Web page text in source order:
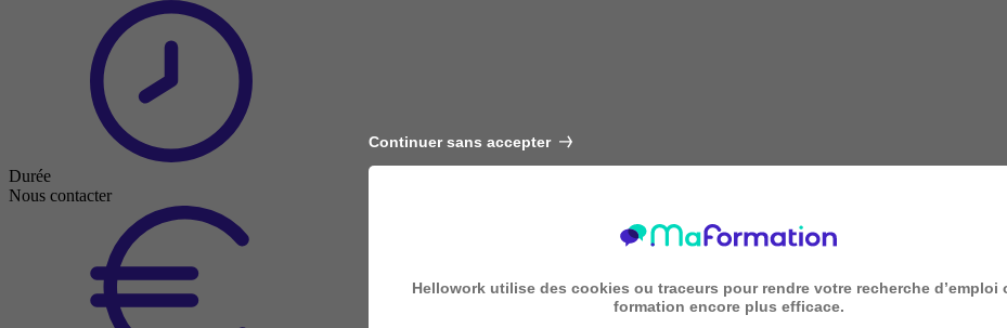
Durée
Nous contacter
Continuer sans accepter
Hellowork utilise des cookies ou traceurs pour rendre votre recherche d’emploi
formation encore plus efficace.